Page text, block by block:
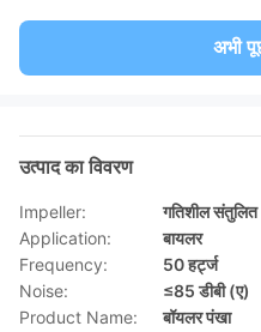
अभी
उत्पाद का विवरण
Impeller:
गतिशील संतुलित
Application:
बायलर
Frequency:
50 हर्ट्ज
Noise:
≤85 डीबी (ए)
Product Name:
बॉयलर पंखा